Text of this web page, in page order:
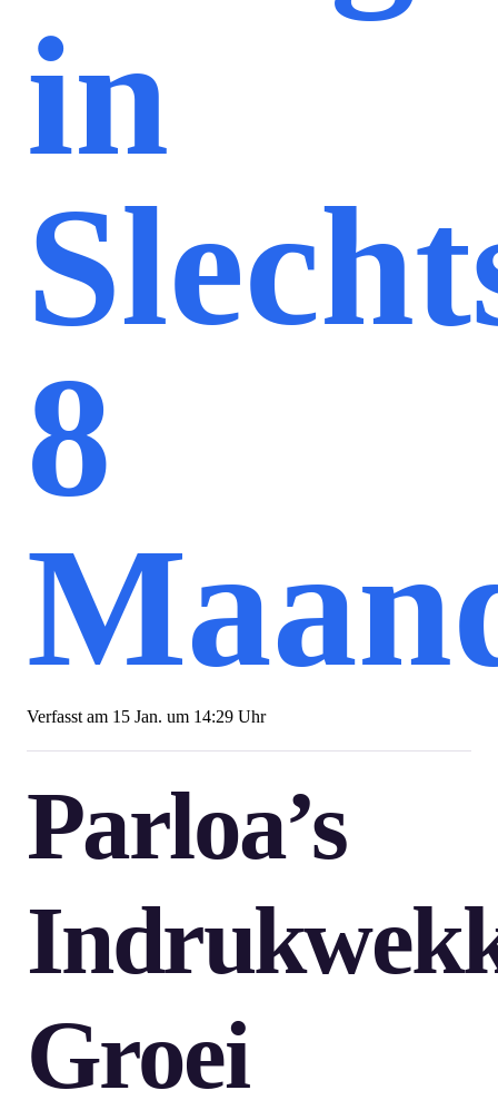
in
8
Verfasst am 15 Jan. um 14:29 Uhr
Parloa’s
Groei